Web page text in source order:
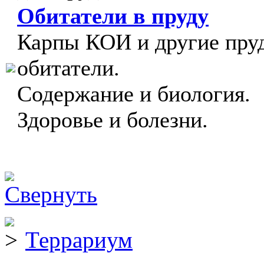
Обитатели в пруду
Карпы КОИ и другие
обитатели.
Содержание и биология.
Здоровье и болезни.
Террариум